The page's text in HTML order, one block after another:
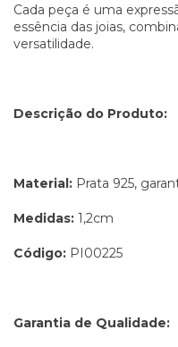
Cada peça é uma
essência das joias,
versatilidade.
Descrição do Produto:
Material: Prata 925,
Medidas: 1,2cm
Código: PI00225
Garantia de Qualidade: